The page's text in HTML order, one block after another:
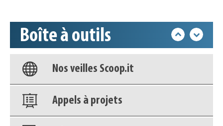
Boîte à outils
Base documentaire
Nos veilles Scoop.it
Appels à projets